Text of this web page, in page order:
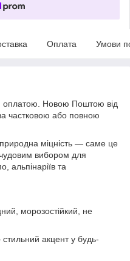
Оплата Умови
оплатою. Новою Поштою від
частковою або повною
міцність — саме це
вибором для
альпінаріїв та
морозостійкий, не
акцент у будь-